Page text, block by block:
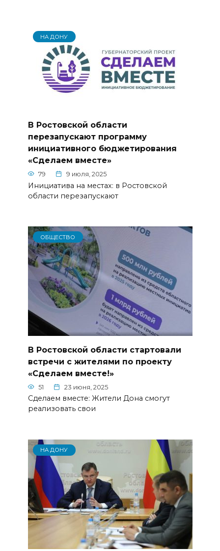
НА ДОНУ
В Ростовской области
перезапускают программу
инициативного бюджетирования
«Сделаем вместе»
79 9 июля, 2025
Инициатива на местах: в Ростовской
области перезапускают
ОБЩЕСТВО
В Ростовской области стартовали
встречи с жителями по проекту
«Сделаем вместе!»
51 23 июня, 2025
Сделаем вместе: Жители Дона смогут
реализовать свои
НА ДОНУ